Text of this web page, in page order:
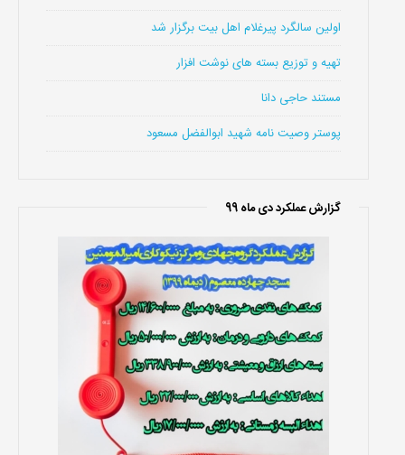
اولین سالگرد پیرغلام اهل بیت برگزار شد
تهیه و توزیع بسته های نوشت افزار
مستند حاجی دانا
پوستر وصیت نامه شهید ابوالفضل مسعود
گزارش عملکرد دی ماه 99